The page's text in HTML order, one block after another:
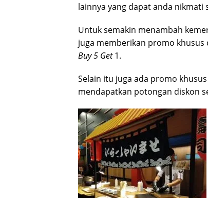
lainnya yang dapat anda nikmati
Untuk semakin menambah
juga memberikan promo
Buy 5 Get1.
Selain itu juga ada promo
mendapatkan potongan diskon